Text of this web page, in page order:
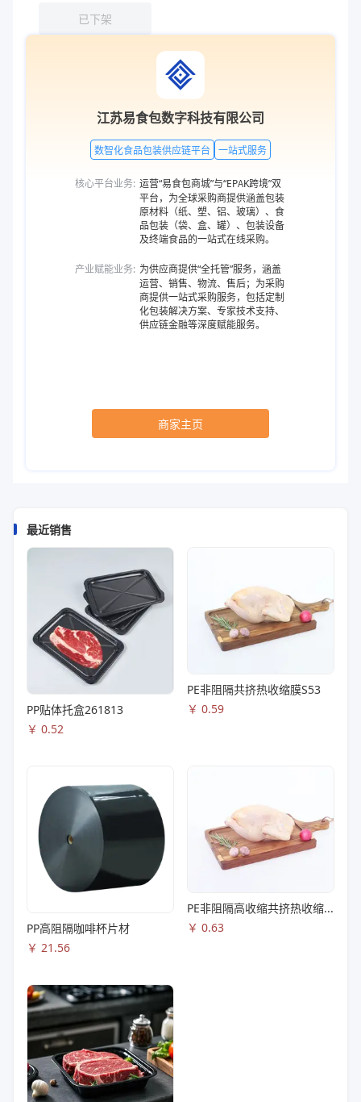
已下架
江苏易食包数字科技有限公司
数智化食品包装供应链平台 一站式服务
核心平台业务: 运营“易食包商城”与“EPAK跨境”双
平台，为全球采购商提供涵盖包装
原材料（纸、塑、铝、玻璃）、食
品包装（袋、盒、罐）、包装设备
及终端食品的一站式在线采购。
产业赋能业务: 为供应商提供“全托管”服务，涵盖
运营、销售、物流、售后；为采购
商提供一站式采购服务，包括定制
化包装解决方案、专家技术支持、
供应链金融等深度赋能服务。
商家主页
最近销售
PP贴体托盒261813
￥ 0.52
PE非阻隔共挤热收缩膜S53
￥ 0.59
PP高阻隔咖啡杯片材
￥ 21.56
PE非阻隔高收缩共挤热收缩膜S83
￥ 0.63